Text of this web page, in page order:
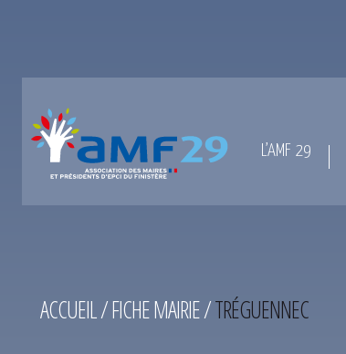
L’AMF 29
ACCUEIL/FICHE MAIRIE/TRÉGUENNEC